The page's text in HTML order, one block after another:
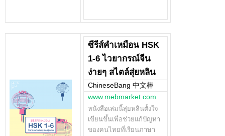
ซีรีส์คำเหมือน HSK
1-6 ไวยากรณ์จีน
ง่ายๆ สไตล์สุ่ยหลิน
ChineseBang 中文棒
www.mebmarket.com
หนังสือเล่มนี้สุ่ยหลินตั้งใจ
เขียนขึ้นเพื่อช่วยแก้ปัญหา
ของคนไทยที่เรียนภาษา